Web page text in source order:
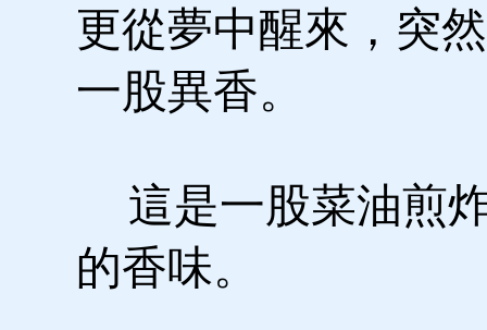
更從夢中醒來，突
一股異香。
這是一股菜油煎
的香味。